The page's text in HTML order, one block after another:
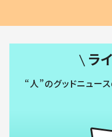
ラ
“人”のグッドニュー